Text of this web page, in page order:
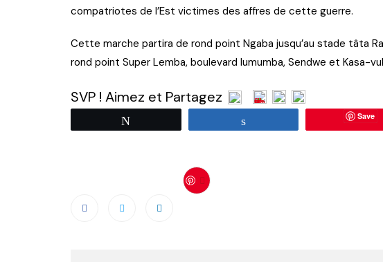
compatriotes de l’Est victimes des affres de cette guerre.
Cette marche partira de rond point Ngaba jusqu’au stade tâta
rond point Super Lemba, boulevard lumumba, Sendwe et Kasa-
SVP ! Aimez et Partagez
Save